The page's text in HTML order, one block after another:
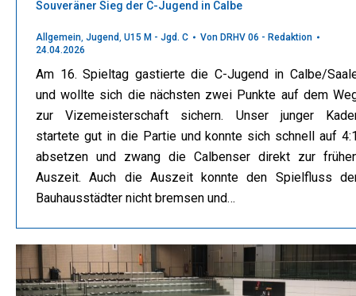
Souveräner Sieg der C-Jugend in Calbe
Allgemein, Jugend, U15 M - Jgd. C Von DRHV 06 - Redaktion
24.04.2026
Am 16. Spieltag gastierte die C-Jugend in Calbe/
und wollte sich die nächsten zwei Punkte auf dem
zur Vizemeisterschaft sichern. Unser junger
startete gut in die Partie und konnte sich schnell auf
absetzen und zwang die Calbenser direkt zur
Auszeit. Auch die Auszeit konnte den Spielfluss
Bauhausstädter nicht bremsen und…